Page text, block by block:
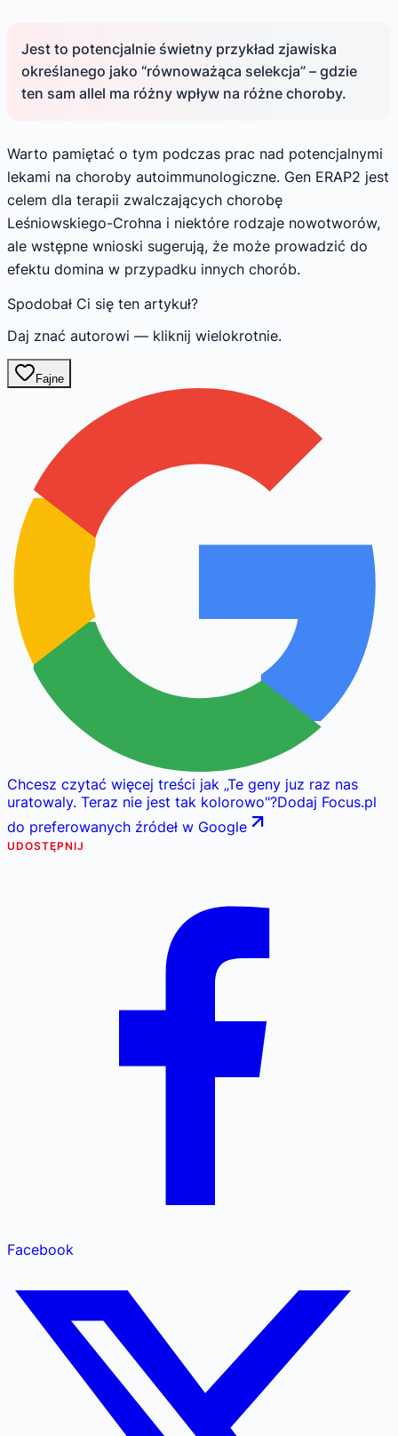
Jest to potencjalnie świetny przykład zjawiska
określanego jako “równoważąca selekcja” – gdzie
ten sam allel ma różny wpływ na różne choroby.
Warto pamiętać o tym podczas prac nad potencjalnymi
lekami na choroby autoimmunologiczne. Gen ERAP2 jest
celem dla terapii zwalczających chorobę
Leśniowskiego-Crohna i niektóre rodzaje nowotworów,
ale wstępne wnioski sugerują, że może prowadzić do
efektu domina w przypadku innych chorób.
Spodobał Ci się ten artykuł?
Daj znać autorowi — kliknij wielokrotnie.
Fajne
Chcesz czytać więcej treści jak „Te geny juz raz nas
uratowaly. Teraz nie jest tak kolorowo"?Dodaj Focus.pl
do preferowanych źródeł w Google
UDOSTĘPNIJ
Facebook